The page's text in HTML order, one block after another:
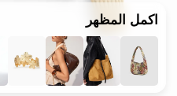
اكمل المظهر